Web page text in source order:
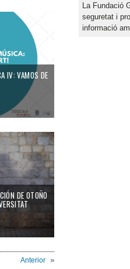
IV: VAMOS DE
DE OTOÑO
Anterior
La Fundació
seguretat i
informació